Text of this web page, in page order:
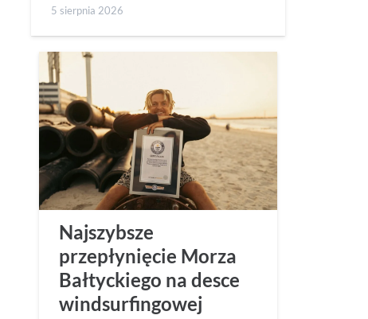
5 sierpnia 2026
Najszybsze
przepłynięcie Morza
Bałtyckiego na desce
windsurfingowej